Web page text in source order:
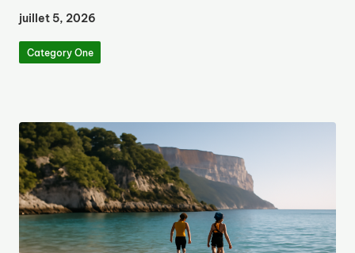
juillet 5, 2026
Category One